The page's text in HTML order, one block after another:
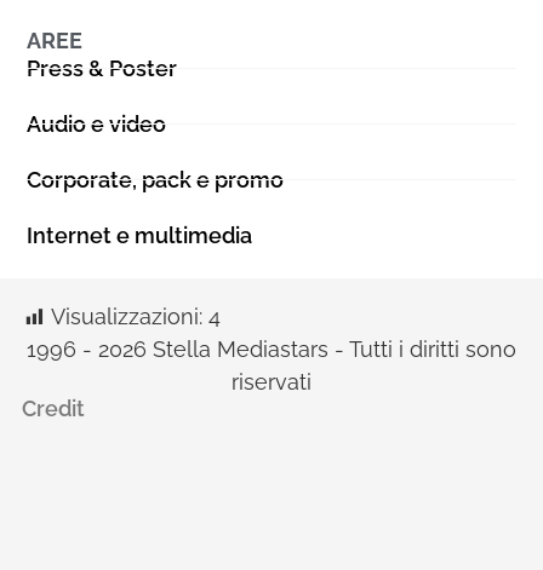
AREE
Press & Poster
Audio e video
Corporate, pack e promo
Internet e multimedia
Visualizzazioni: 4
1996 - 2026 Stella Mediastars - Tutti i diritti sono
riservati
Credit